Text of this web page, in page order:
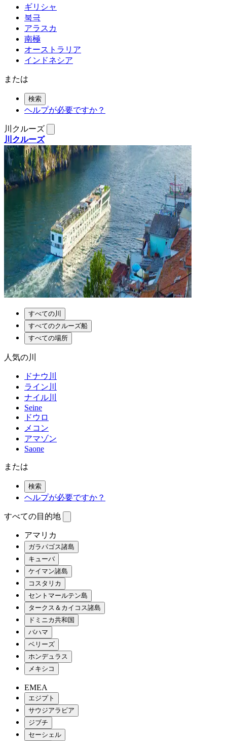
ギリシャ
북극
アラスカ
南極
オーストラリア
インドネシア
または
検索
ヘルプが必要ですか？
川クルーズ
川クルーズ
すべての川
すべてのクルーズ船
すべての場所
人気の川
ドナウ川
ライン川
ナイル川
Seine
ドウロ
メコン
アマゾン
Saone
または
検索
ヘルプが必要ですか？
すべての目的地
アマリカ
ガラパゴス諸島
キューバ
ケイマン諸島
コスタリカ
セントマールテン島
タークス＆カイコス諸島
ドミニカ共和国
バハマ
ベリーズ
ホンデュラス
メキシコ
EMEA
エジプト
サウジアラビア
ジブチ
セーシェル